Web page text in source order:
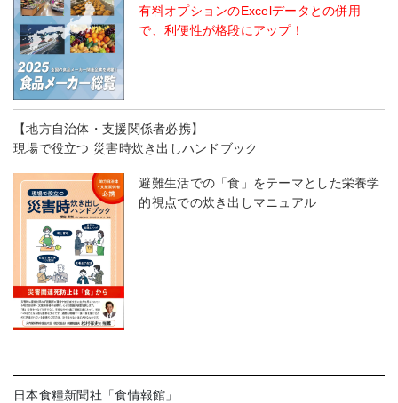
有料オプションのExcelデータとの併用
で、利便性が格段にアップ！
【地方自治体・支援関係者必携】
現場で役立つ 災害時炊き出しハンドブック
避難生活での「食」をテーマとした栄養学
的視点での炊き出しマニュアル
日本食糧新聞社「食情報館」